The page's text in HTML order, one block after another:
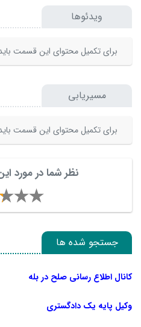
ویدئوها
برای تکمیل محتوای این قسمت
مسیریابی
برای تکمیل محتوای این قسمت
نظر شما در مورد
جستجو شده ها
کانال اطلاع رسانی صلح در بله
وکیل پایه یک دادگستری